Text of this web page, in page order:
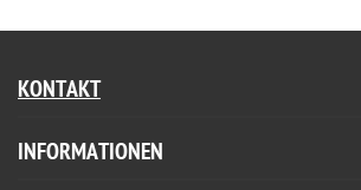
KONTAKT
INFORMATIONEN